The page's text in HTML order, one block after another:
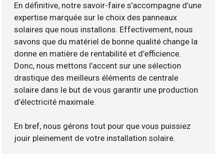
En définitive, notre savoir-faire s’accompagne d’une
expertise marquée sur le choix des panneaux
solaires que nous installons. Effectivement, nous
savons que du matériel de bonne qualité change la
donne en matière de rentabilité et d’efficience.
Donc, nous mettons l’accent sur une sélection
drastique des meilleurs éléments de centrale
solaire dans le but de vous garantir une production
d’électricité maximale.
En bref, nous gérons tout pour que vous puissiez
jouir pleinement de votre installation solaire.